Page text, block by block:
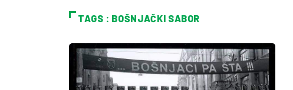
TAGS : BOŠNJAČKI SABOR